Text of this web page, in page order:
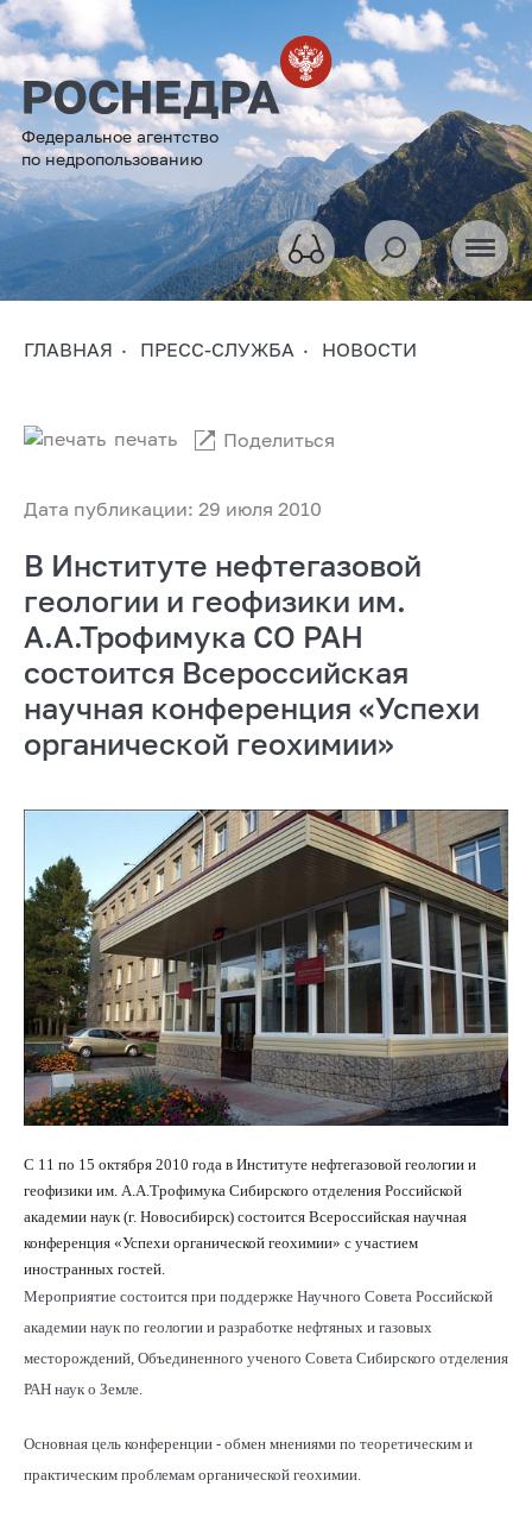
Федеральное агентство
по недропользованию
ГЛАВНАЯ ПРЕСС-СЛУЖБА НОВОСТИ
Дата публикации: 29 июля 2010
печать Поделиться
В Институте нефтегазовой
геологии и геофизики им.
А.А.Трофимука СО РАН
состоится Всероссийская
научная конференция «Успехи
органической геохимии»
С 11 по 15 октября 2010 года в Институте нефтегазовой геологии и
геофизики им. А.А.Трофимука Сибирского отделения Российской
академии наук (г. Новосибирск) состоится Всероссийская научная
конференция «Успехи органической геохимии» с участием
иностранных гостей.
Мероприятие состоится при поддержке Научного Совета Российской
академии наук по геологии и разработке нефтяных и газовых
месторождений, Объединенного ученого Совета Сибирского отделения
РАН наук о Земле.
Основная цель конференции - обмен мнениями по теоретическим и
практическим проблемам органической геохимии.